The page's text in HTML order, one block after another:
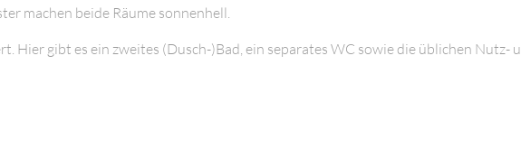
machen beide Räume sonnenhell.
Hier gibt es ein zweites (Dusch-)Bad, ein separates WC sowie die üblichen Nutz-